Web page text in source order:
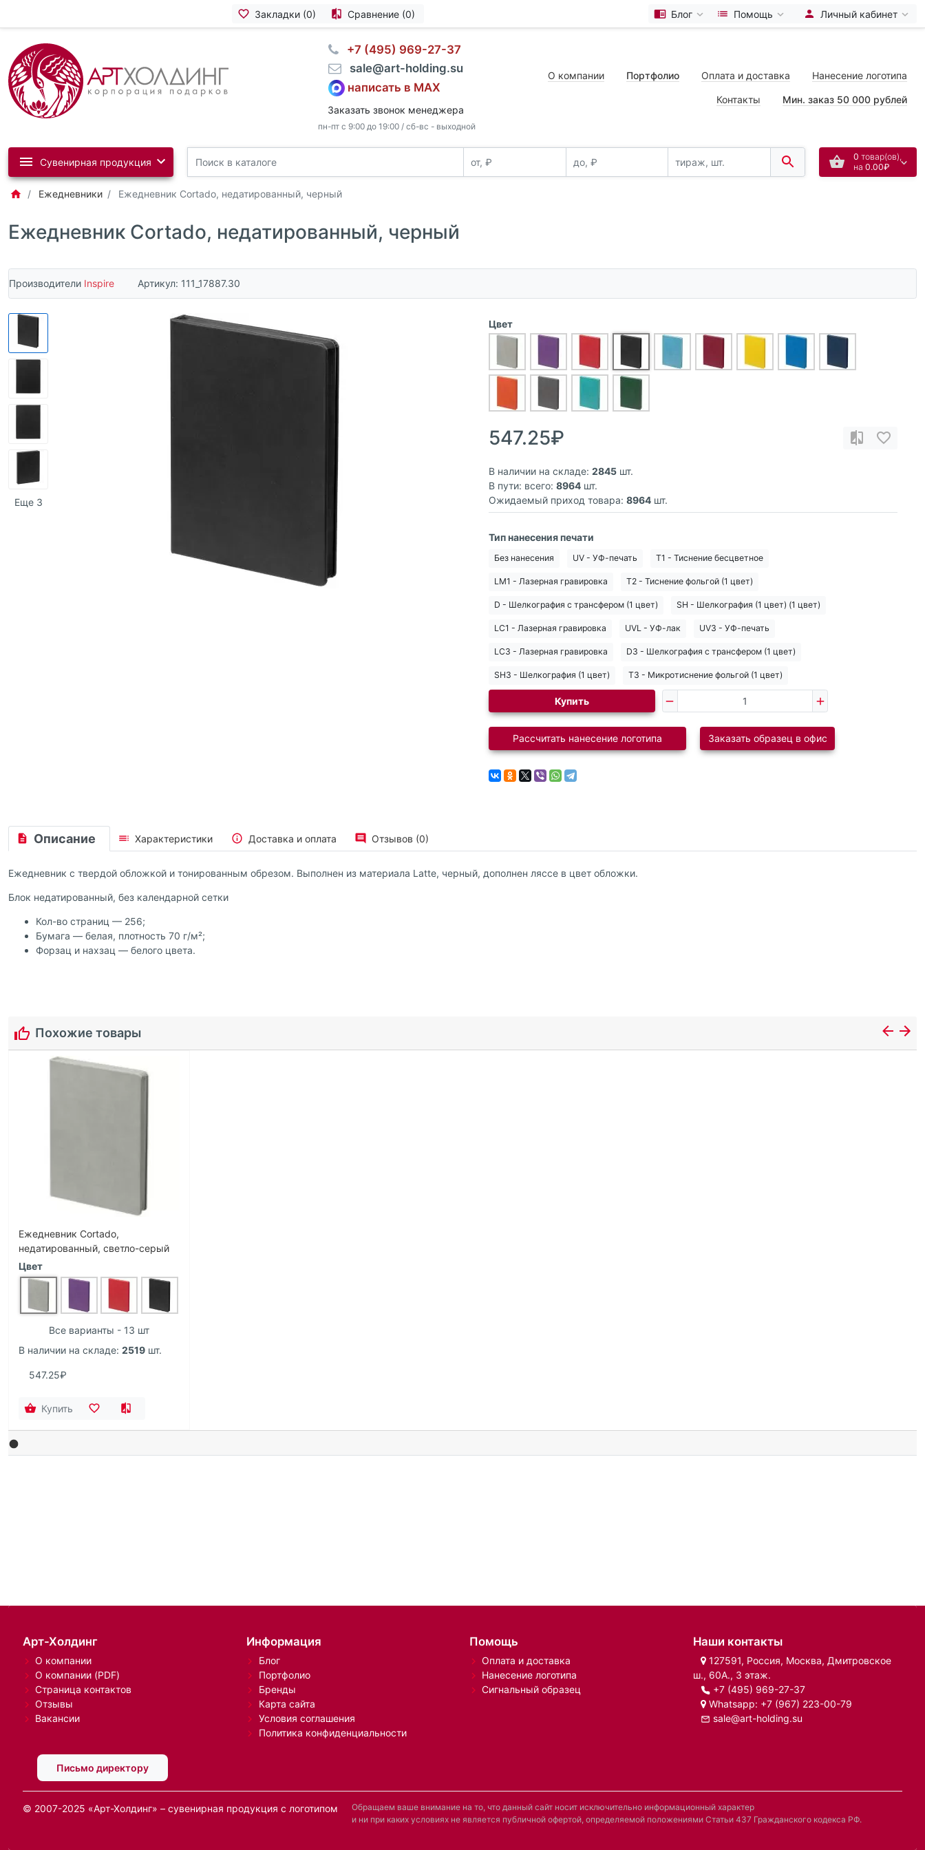
Закладки (0) Сравнение (0) Блог Помощь Личный кабинет
⠀+7 (495) 969-27-37
⠀sale@art-holding.su
написать в MAX
Заказать звонок менеджера
пн-пт с 9:00 до 19:00 / сб-вс - выходной
О компании Портфолио Оплата и доставка Нанесение логотипа
Контакты Мин. заказ 50 000 рублей
0 товар(ов),
на 0.00₽
Сувенирная продукция
Ежедневники Ежедневник Cortado, недатированный, черный
Ежедневник Cortado, недатированный, черный
Производители Inspire Артикул: 111_17887.30
Еще 3
Цвет
547.25₽
В наличии на складе: 2845 шт.
В пути: всего: 8964 шт.
Ожидаемый приход товара: 8964 шт.
Тип нанесения печати
Без нанесения UV - УФ-печать T1 - Тиснение бесцветное
LM1 - Лазерная гравировка T2 - Тиснение фольгой (1 цвет)
D - Шелкография с трансфером (1 цвет) SH - Шелкография (1 цвет) (1 цвет)
LC1 - Лазерная гравировка UVL - УФ-лак UV3 - УФ-печать
LC3 - Лазерная гравировка D3 - Шелкография с трансфером (1 цвет)
SH3 - Шелкография (1 цвет) T3 - Микротиснение фольгой (1 цвет)
Купить
Рассчитать нанесение логотипа Заказать образец в офис
Описание Характеристики Доставка и оплата Отзывов (0)
Ежедневник с твердой обложкой и тонированным обрезом. Выполнен из материала Latte, черный, дополнен ляссе в цвет обложки.
Блок недатированный, без календарной сетки
Кол-во страниц — 256;
Бумага — белая, плотность 70 г/м²;
Форзац и нахзац — белого цвета.
Похожие товары
Ежедневник Cortado,
недатированный, светло-серый
Цвет
Все варианты - 13 шт
В наличии на складе: 2519 шт.
547.25₽
Купить
Арт-Холдинг
О компании
О компании (PDF)
Страница контактов
Отзывы
Вакансии
Письмо директору
Информация
Блог
Портфолио
Бренды
Карта сайта
Условия соглашения
Политика конфиденциальности
Помощь
Оплата и доставка
Нанесение логотипа
Сигнальный образец
Наши контакты
127591, Россия, Москва, Дмитровское
ш., 60А., 3 этаж.
+7 (495) 969-27-37
Whatsapp: +7 (967) 223-00-79
sale@art-holding.su
© 2007-2025 «Арт-Холдинг» – сувенирная продукция с логотипом
Обращаем ваше внимание на то, что данный сайт носит исключительно информационный характер
и ни при каких условиях не является публичной офертой, определяемой положениями Статьи 437 Гражданского кодекса РФ.